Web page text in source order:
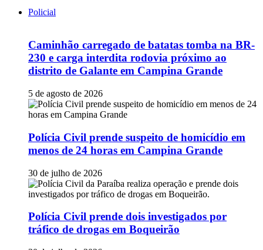
Policial
Caminhão carregado de batatas tomba na BR-
230 e carga interdita rodovia próximo ao
distrito de Galante em Campina Grande
5 de agosto de 2026
Polícia Civil prende suspeito de homicídio em
menos de 24 horas em Campina Grande
30 de julho de 2026
Polícia Civil prende dois investigados por
tráfico de drogas em Boqueirão